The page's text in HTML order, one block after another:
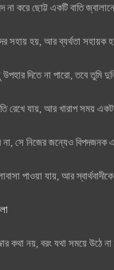
না করে ছোট্ট একটি বাতি
সহায় হয়, আর ব্যর্থতা
দিতে না পারো, তবে তুমি
যায়, আর খারাপ সময় একটা
না, সে নিজের জন্যেও
পাওয়া যায়, আর
কথা নয়, বরং যথা সময়ে উঠে না